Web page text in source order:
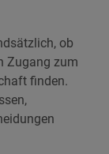
ob
Zugang zum
finden.